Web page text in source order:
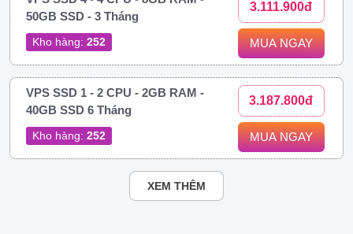
50GB SSD - 3 Tháng
Kho hàng: 252
3.111.900đ
MUA NGAY
VPS SSD 1 - 2 CPU - 2GB RAM -
40GB SSD 6 Tháng
Kho hàng: 252
3.187.800đ
MUA NGAY
XEM THÊM